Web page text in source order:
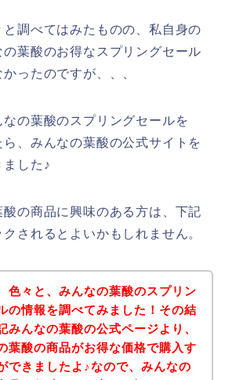
調べてはみたものの、私自身の
葉酸のお得なスプリングセール
ったのですが、、、
の葉酸のスプリングセールを
、みんなの葉酸の公式サイトを
した♪
の商品に興味のある方は、下記
されるとよいかもしれません。
色々と、みんなの葉酸のスプリン
の情報を調べてみました！その結
みんなの葉酸の公式ページより、
葉酸の商品がお得な価格で購入す
できましたよ♪なので、みんなの